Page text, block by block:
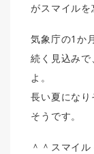
がスマイルを
気象庁の1か
続く見込み
よ。
長い夏にな
そうです。
＾＾スマイル